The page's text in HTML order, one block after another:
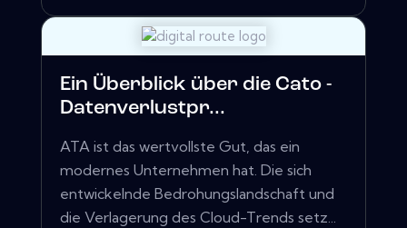
Ein Überblick über die Cato -
Datenverlustpr...
ATA ist das wertvollste Gut, das ein
modernes Unternehmen hat. Die sich
entwickelnde Bedrohungslandschaft und
die Verlagerung des Cloud-Trends setz...